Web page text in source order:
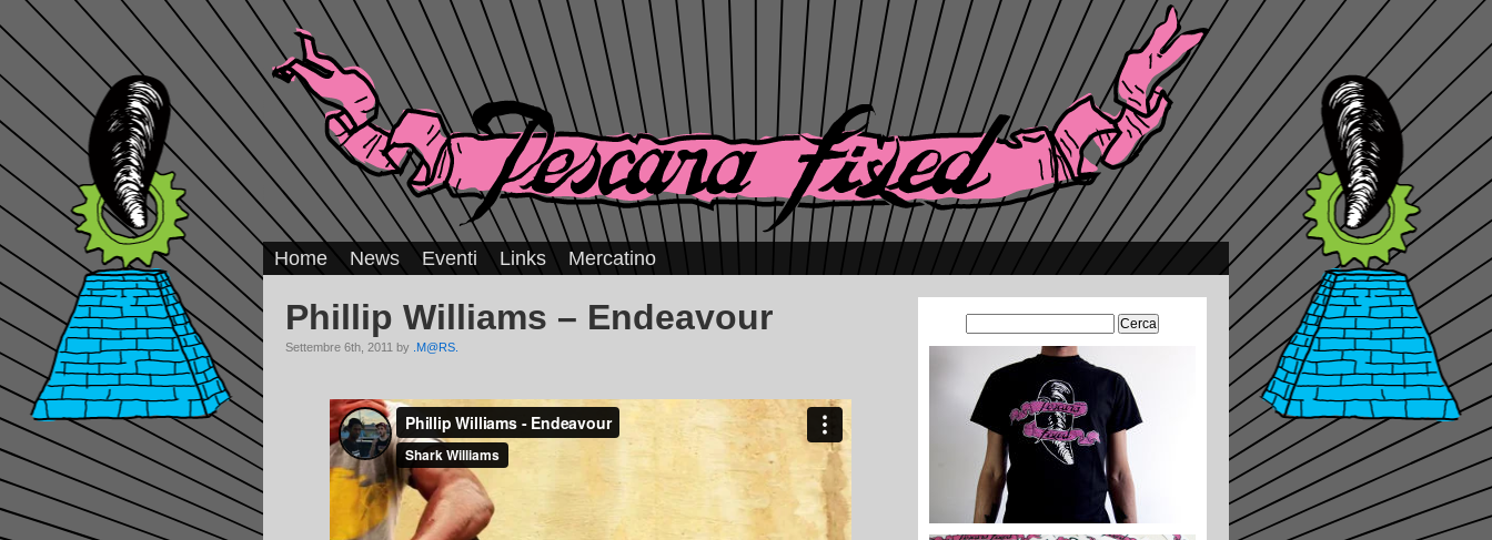
Home News Eventi Links Mercatino
Phillip Williams – Endeavour
Settembre 6th, 2011 by .M@RS.
Ricerca
per: